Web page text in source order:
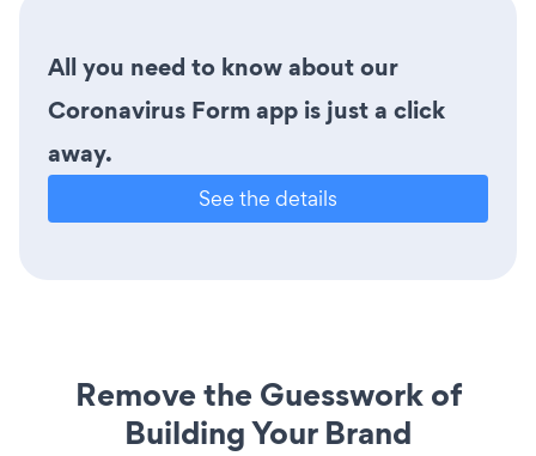
All you need to know about our
Coronavirus Form app is just a click
away.
See the details
Remove the Guesswork of
Building Your Brand